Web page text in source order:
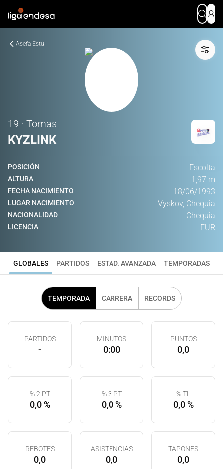
Asefa Estu
19 · Tomas
KYZLINK
POSICIÓN Escolta
ALTURA 1,97 m
FECHA NACIMIENTO 18/06/1993
LUGAR NACIMIENTO Vyskov, Chequia
NACIONALIDAD Chequia
LICENCIA EUR
GLOBALES PARTIDOS ESTAD. AVANZADA TEMPORADAS
TEMPORADA CARRERA RECORDS
PARTIDOS
-
MINUTOS
0:00
PUNTOS
0,0
% 2 PT
0,0 %
% 3 PT
0,0 %
% TL
0,0 %
REBOTES
0,0
ASISTENCIAS
0,0
TAPONES
0,0